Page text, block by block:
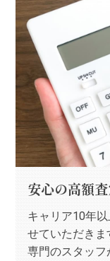
安心の高額
キャリア10年
せていただきま
専門のスタッ